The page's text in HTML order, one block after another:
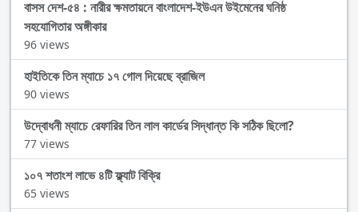
বাসস দেশ-৫৪ : নারীর ক্ষমতায়নে বাংলাদেশ-ইউএন উইমেনের ঘনিষ্ঠ
সহযোগিতার অঙ্গীকার
96 views
হাইতিকে তিন ম্যাচে ১৭ গোল দিয়েছে ব্রাজিল
90 views
উদ্বোধনী ম্যাচে রেফারির তিন লাল কার্ডের সিদ্ধান্ত কি সঠিক ছিলো?
77 views
১০৭ শতাংশ লাভে ৪টি ফ্ল্যাট বিক্রি
65 views